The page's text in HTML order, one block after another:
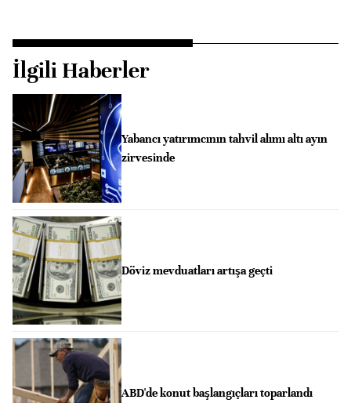
İlgili Haberler
Yabancı yatırımcının tahvil alımı altı ayın
zirvesinde
Döviz mevduatları artışa geçti
ABD'de konut başlangıçları toparlandı